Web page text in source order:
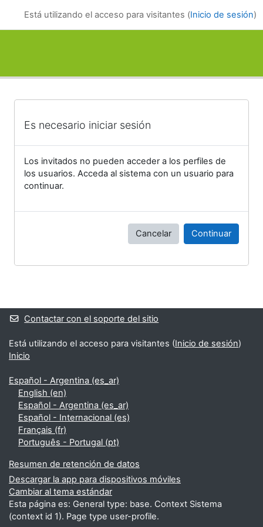
Está utilizando el acceso para visitantes (Inicio de sesión)
Es necesario iniciar sesión
Los invitados no pueden acceder a los perfiles de
los usuarios. Acceda al sistema con un usuario para
continuar.
Cancelar Continuar
Bloques suplementarios
Contactar con el soporte del sitio
Está utilizando el acceso para visitantes (Inicio de sesión)
Inicio
Español - Argentina ‎(es_ar)‎
English ‎(en)‎
Español - Argentina ‎(es_ar)‎
Español - Internacional ‎(es)‎
Français ‎(fr)‎
Português - Portugal ‎(pt)‎
Resumen de retención de datos
Descargar la app para dispositivos móviles
Cambiar al tema estándar
Esta página es: General type: base. Context Sistema
(context id 1). Page type user-profile.